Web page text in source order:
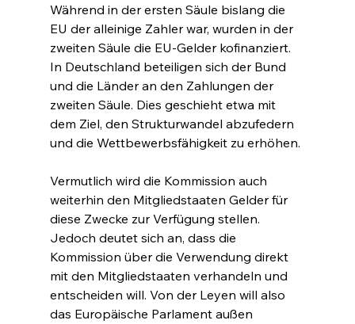
Während in der ersten Säule bislang die
EU der alleinige Zahler war, wurden in der
zweiten Säule die EU-Gelder kofinanziert.
In Deutschland beteiligen sich der Bund
und die Länder an den Zahlungen der
zweiten Säule. Dies geschieht etwa mit
dem Ziel, den Strukturwandel abzufedern
und die Wettbewerbsfähigkeit zu erhöhen.
Vermutlich wird die Kommission auch
weiterhin den Mitgliedstaaten Gelder für
diese Zwecke zur Verfügung stellen.
Jedoch deutet sich an, dass die
Kommission über die Verwendung direkt
mit den Mitgliedstaaten verhandeln und
entscheiden will. Von der Leyen will also
das Europäische Parlament außen